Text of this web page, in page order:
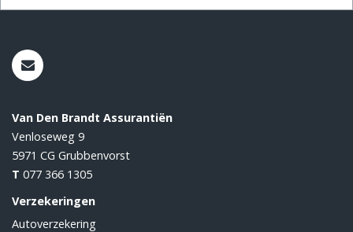
Van Den Brandt Assurantiën
Venloseweg 9
5971 CG Grubbenvorst
T 077 366 1305
Verzekeringen
Autoverzekering